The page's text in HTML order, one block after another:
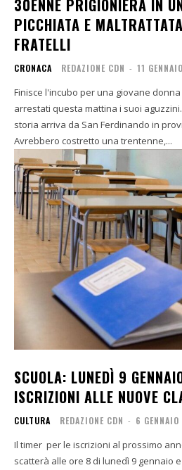
30ENNE PRIGIONIERA IN
PICCHIATA E
FRATELLI
CRONACA REDAZIONE CDN - 11
Finisce l'incubo per una giovane
arrestati questa mattina i suoi
storia arriva da San Ferdinando in
Avrebbero costretto una trentenne,...
SCUOLA: LUNEDÌ 9
ISCRIZIONI ALLE NUOVE
CULTURA REDAZIONE CDN - 6
Il timer per le iscrizioni al prossimo
scatterà alle ore 8 di lunedì 9 gennaio